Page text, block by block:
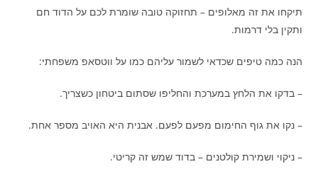
תיקחו את זה מאלופים – תחזוקה טובה שומרת לכם על הדוד חם
ותקין בלי דרמות.
הנה כמה טיפים שכדאי לשמור עליהם כמו על ווטסאפ משפחתי:
– בדקו את הלחץ במערכת והחליפו שסתום ביטחון כשצריך.
– נקו את גוף החימום מפעם לפעם. אבנית היא האויב מספר אחת.
– ניקוי ושמירת קולטנים – בדוד שמש זה קריטי.